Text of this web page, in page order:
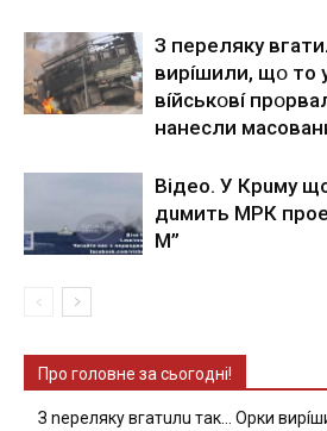
З пepeлякy
виpíшили, щօ тo
вíйcькօвí
нaнecли
Вiдeo. У Кpuму
дuмить МРК
М”
Про головне за сьогодні!
З nepeлякy вгaтuлu тaк… Opки